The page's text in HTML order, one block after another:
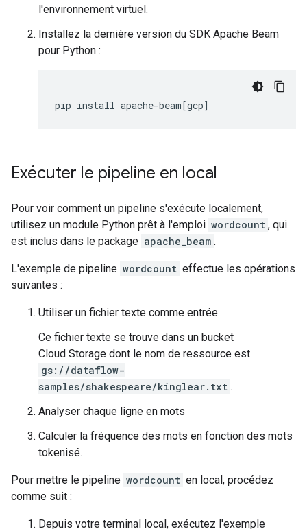
l'environnement virtuel.
Installez la dernière version du SDK Apache Beam
pour Python :
pip install apache-beam[gcp]
Exécuter le pipeline en local
Pour voir comment un pipeline s'exécute localement,
utilisez un module Python prêt à l'emploi wordcount , qui
est inclus dans le package apache_beam .
L'exemple de pipeline wordcount effectue les opérations
suivantes :
Utiliser un fichier texte comme entrée
Ce fichier texte se trouve dans un bucket
Cloud Storage dont le nom de ressource est
gs://dataflow-
samples/shakespeare/kinglear.txt .
Analyser chaque ligne en mots
Calculer la fréquence des mots en fonction des mots
tokenisé.
Pour mettre le pipeline wordcount en local, procédez
comme suit :
Depuis votre terminal local, exécutez l'exemple